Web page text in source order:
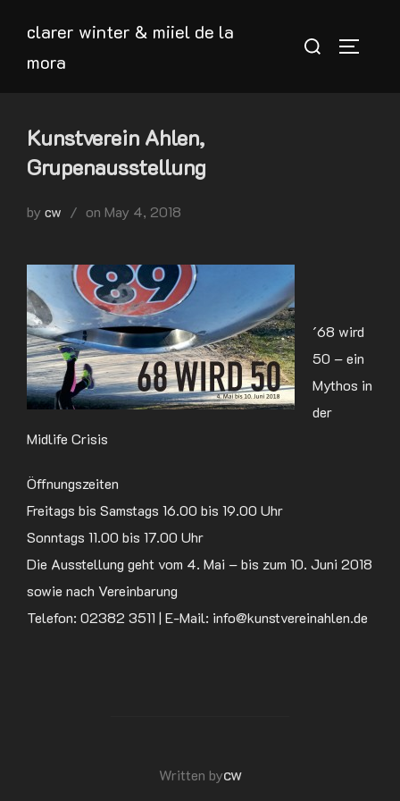
content
clarer winter & miiel de la
mora
Search
Kunstverein Ahlen,
Grupenausstellung
bycw on Posted
May 4, 2018
´68 wird
50 – ein
Mythos in
der
Midlife Crisis
Öffnungszeiten
Freitags bis Samstags 16.00 bis 19.00 Uhr
Sonntags 11.00 bis 17.00 Uhr
Die Ausstellung geht vom 4. Mai – bis zum 10. Juni 2018
sowie nach Vereinbarung
Telefon: 02382 3511 | E-Mail: info@kunstvereinahlen.de
POST AUTHOR
Written bycw